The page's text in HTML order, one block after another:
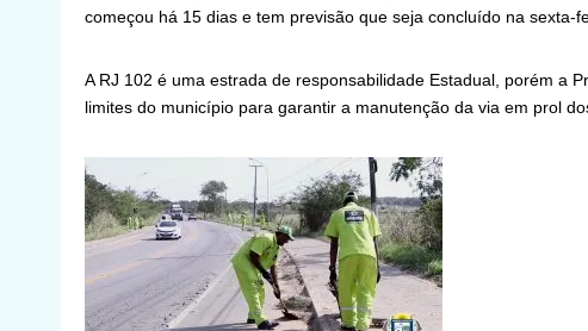
começou há 15 dias e tem previsão que seja concluído na sexta-
A RJ 102 é uma estrada de responsabilidade Estadual, porém a
limites do município para garantir a manutenção da via em prol